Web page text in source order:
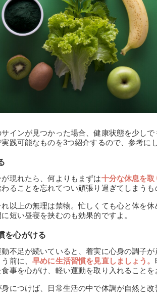
インが見つかった場合、健康状態を少し
践可能なものを3つ紹介するので、参考に
現れたら、何よりもまずは十分な休息を取
ることを忘れてつい頑張り過ぎてしまうも
以上の無理は禁物。忙しくても心と体を
短い昼寝を挟むのも効果的ですよ。
を心がける
不足が続いていると、着実に心身の調子
前に、早めに生活習慣を見直しましょう。
事を心がけ、軽い運動を取り入れることを
につけば、日常生活の中で体調が自然と